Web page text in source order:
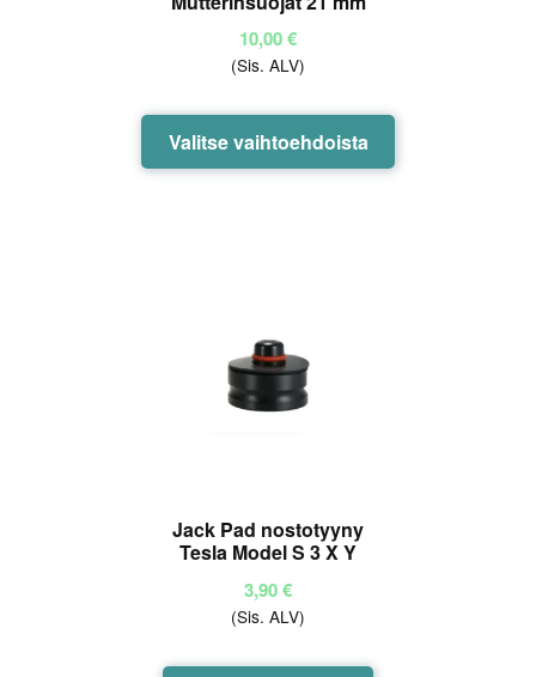
10,00€
(Sis. ALV)
Valitse vaihtoehdoista
Tällä
tuotteella
Jack Pad nostotyyny
Tesla Model S 3 X Y
3,90€
(Sis. ALV)